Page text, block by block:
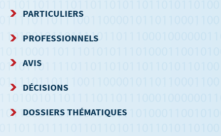
MENU
DE
NAVIGATION
PARTICULIERS
PROFESSIONNELS
AVIS
DÉCISIONS
DOSSIERS THÉMATIQUES